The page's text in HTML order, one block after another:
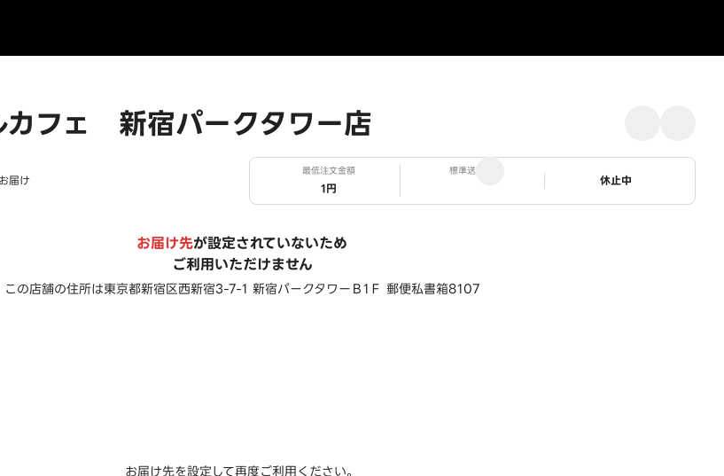
カフェ 新宿パークタワー店
届け
最低注文金額
1円
標準送料
ステータス
休止中
お届け先が設定されていないため
ご利用いただけません
この店舗の住所は東京都新宿区西新宿3-7-1 新宿パークタワーＢ1Ｆ 郵便私書箱8107
お届け先を設定して再度ご利用ください。